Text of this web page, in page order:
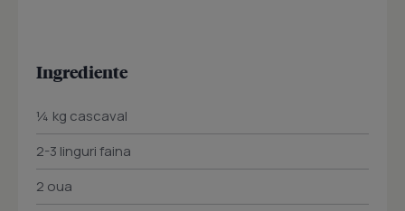
Ingrediente
¼ kg cascaval
2-3 linguri faina
2 oua